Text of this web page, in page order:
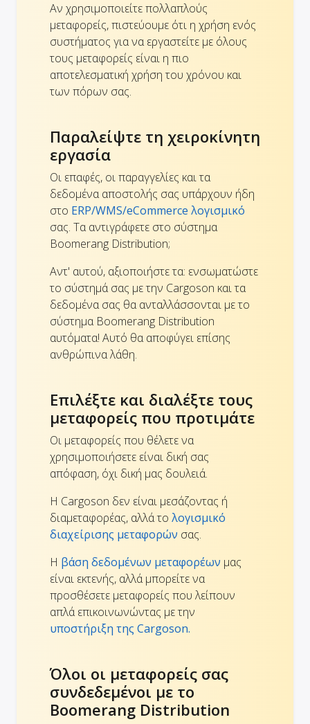
Αν χρησιμοποιείτε πολλαπλούς
μεταφορείς, πιστεύουμε ότι η χρήση ενός
συστήματος για να εργαστείτε με όλους
τους μεταφορείς είναι η πιο
αποτελεσματική χρήση του χρόνου και
των πόρων σας.
Παραλείψτε τη χειροκίνητη
εργασία
Οι επαφές, οι παραγγελίες και τα
δεδομένα αποστολής σας υπάρχουν ήδη
στο ERP/WMS/eCommerce λογισμικό
σας. Τα αντιγράφετε στο σύστημα
Boomerang Distribution;
Αντ' αυτού, αξιοποιήστε τα: ενσωματώστε
το σύστημά σας με την Cargoson και τα
δεδομένα σας θα ανταλλάσσονται με το
σύστημα Boomerang Distribution
αυτόματα! Αυτό θα αποφύγει επίσης
ανθρώπινα λάθη.
Επιλέξτε και διαλέξτε τους
μεταφορείς που προτιμάτε
Οι μεταφορείς που θέλετε να
χρησιμοποιήσετε είναι δική σας
απόφαση, όχι δική μας δουλειά.
Η Cargoson δεν είναι μεσάζοντας ή
διαμεταφορέας, αλλά το λογισμικό
διαχείρισης μεταφορών σας.
Η βάση δεδομένων μεταφορέων μας
είναι εκτενής, αλλά μπορείτε να
προσθέσετε μεταφορείς που λείπουν
απλά επικοινωνώντας με την
υποστήριξη της Cargoson.
Όλοι οι μεταφορείς σας
συνδεδεμένοι με το
Boomerang Distribution